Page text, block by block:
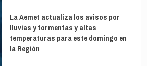
La Aemet actualiza los avisos por
lluvias y tormentas y altas
temperaturas para este domingo en
la Región